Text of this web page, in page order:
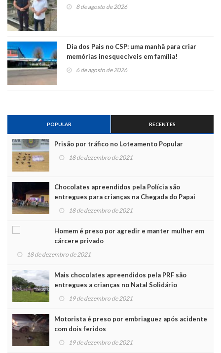
8 de agosto de 2026
Dia dos Pais no CSP: uma manhã para criar
memórias inesquecíveis em família!
6 de agosto de 2026
POPULAR RECENTES
Prisão por tráfico no Loteamento Popular
18 de dezembro de 2021
Chocolates apreendidos pela Polícia são
entregues para crianças na Chegada do Papai
Noel
18 de dezembro de 2021
Homem é preso por agredir e manter mulher em
cárcere privado
18 de dezembro de 2021
Mais chocolates apreendidos pela PRF são
entregues a crianças no Natal Solidário
19 de dezembro de 2021
Motorista é preso por embriaguez após acidente
com dois feridos
19 de dezembro de 2021